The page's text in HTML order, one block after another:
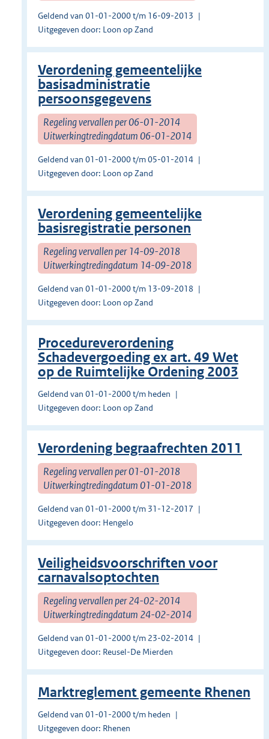
Geldend van 01-01-2000 t/m 16-09-2013
Uitgegeven door: Loon op Zand
Verordening gemeentelijke
basisadministratie
persoonsgegevens
Regeling vervallen per 06-01-2014
Uitwerkingtredingdatum 06-01-2014
Geldend van 01-01-2000 t/m 05-01-2014
Uitgegeven door: Loon op Zand
Verordening gemeentelijke
basisregistratie personen
Regeling vervallen per 14-09-2018
Uitwerkingtredingdatum 14-09-2018
Geldend van 01-01-2000 t/m 13-09-2018
Uitgegeven door: Loon op Zand
Procedureverordening
Schadevergoeding ex art. 49 Wet
op de Ruimtelijke Ordening 2003
Geldend van 01-01-2000 t/m heden
Uitgegeven door: Loon op Zand
Verordening begraafrechten 2011
Regeling vervallen per 01-01-2018
Uitwerkingtredingdatum 01-01-2018
Geldend van 01-01-2000 t/m 31-12-2017
Uitgegeven door: Hengelo
Veiligheidsvoorschriften voor
carnavalsoptochten
Regeling vervallen per 24-02-2014
Uitwerkingtredingdatum 24-02-2014
Geldend van 01-01-2000 t/m 23-02-2014
Uitgegeven door: Reusel-De Mierden
Marktreglement gemeente Rhenen
Geldend van 01-01-2000 t/m heden
Uitgegeven door: Rhenen